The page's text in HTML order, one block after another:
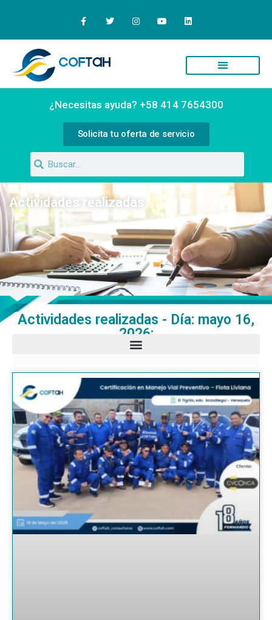
¿Necesitas ayuda? +58 414 7654300
Solicita tu oferta de servicio
Actividades realizadas
Actividades realizadas - Día: mayo 16,
2026: